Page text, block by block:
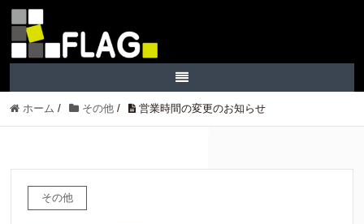
ホーム / その他 / 営業時間の変更のお知らせ
その他